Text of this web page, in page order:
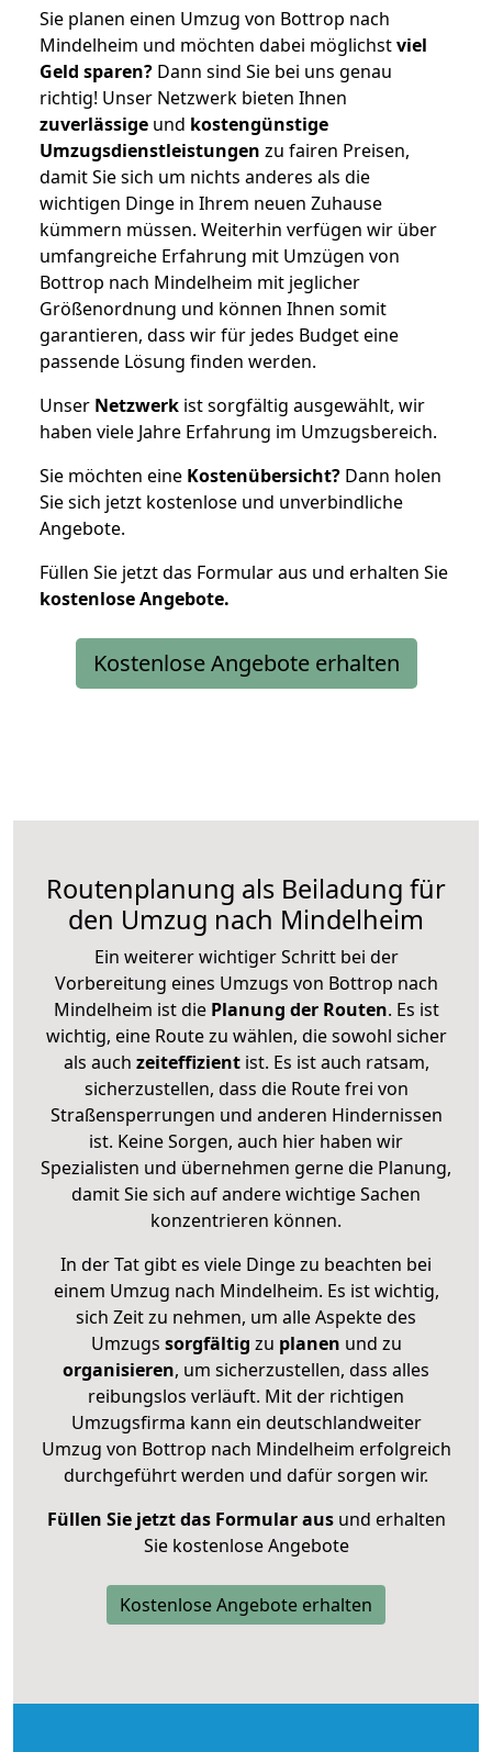
Sie planen einen Umzug von Bottrop nach
Mindelheim und möchten dabei möglichstviel
Geld sparen? Dann sind Sie bei uns genau
richtig! Unser Netzwerk bieten Ihnen
zuverlässige und kostengünstige
Umzugsdienstleistungen zu fairen Preisen,
damit Sie sich um nichts anderes als die
wichtigen Dinge in Ihrem neuen Zuhause
kümmern müssen. Weiterhin verfügen wir über
umfangreiche Erfahrung mit Umzügen von
Bottrop nach Mindelheim mit jeglicher
Größenordnung und können Ihnen somit
garantieren, dass wir für jedes Budget eine
passende Lösung finden werden.
Unser Netzwerk ist sorgfältig ausgewählt, wir
haben viele Jahre Erfahrung im Umzugsbereich.
Sie möchten eine Kostenübersicht? Dann holen
Sie sich jetzt kostenlose und unverbindliche
Angebote.
Füllen Sie jetzt das Formular aus und erhalten Sie
kostenloseAngebote.
Kostenlose Angebote erhalten
Routenplanung als Beiladung für
den Umzug nach Mindelheim
Ein weiterer wichtiger Schritt bei der
Vorbereitung eines Umzugs von Bottrop nach
Mindelheim ist diePlanung der Routen. Es ist
wichtig, eine Route zu wählen, die sowohl sicher
als auch zeiteffizientist. Es ist auch ratsam,
sicherzustellen, dass die Route frei von
Straßensperrungen und anderen Hindernissen
ist. Keine Sorgen, auch hier haben wir
Spezialisten und übernehmen gerne die Planung,
damit Sie sich auf andere wichtige Sachen
konzentrieren können.
In der Tat gibt es viele Dinge zu beachten bei
einem Umzug nach Mindelheim. Es ist wichtig,
sich Zeit zu nehmen, um alle Aspekte des
Umzugs sorgfältig zu planen und zu
organisieren, um sicherzustellen, dass alles
reibungslos verläuft. Mit der richtigen
Umzugsfirma kann ein deutschlandweiter
Umzug von Bottrop nach Mindelheim erfolgreich
durchgeführt werden und dafür sorgen wir.
Füllen Sie jetzt das Formular ausund erhalten
Sie kostenlose Angebote
Kostenlose Angebote erhalten